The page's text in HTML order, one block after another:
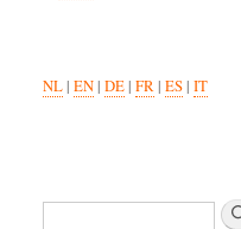
NL| EN| DE| FR| ES| IT
Search